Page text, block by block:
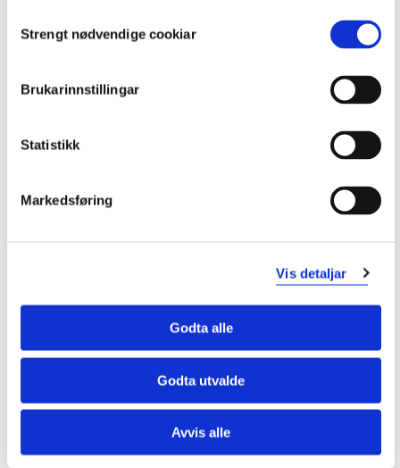
Selection
Strengt nødvendige cookiar
Brukarinnstillingar
Statistikk
Markedsføring
Vis detaljar
Godta alle
Godta utvalde
Avvis alle
Fjordane)
Agder)
Beslutningstaking i dynamiske og komplekse
omgivelser
Læring og ledelse i friluftsliv